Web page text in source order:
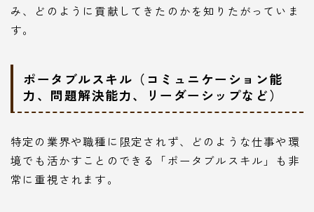
み、どのように貢献してきたのかを知りたがっていま
す。
ポータブルスキル（コミュニケーション能
力、問題解決能力、リーダーシップなど）
特定の業界や職種に限定されず、どのような仕事や環
境でも活かすことのできる「ポータブルスキル」も非
常に重視されます。